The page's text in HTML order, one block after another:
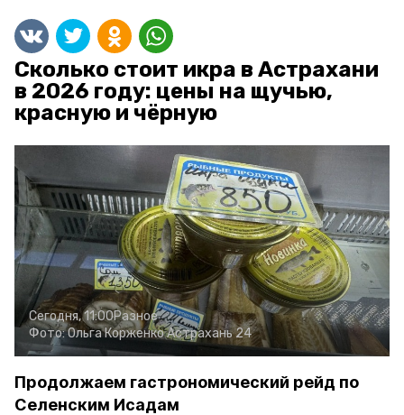
Сколько стоит икра в Астрахани
в 2026 году: цены на щучью,
красную и чёрную
Сегодня, 11:00Разное
Фото:Ольга КорженкоАстрахань 24
Продолжаем гастрономический рейд по
Селенским Исадам